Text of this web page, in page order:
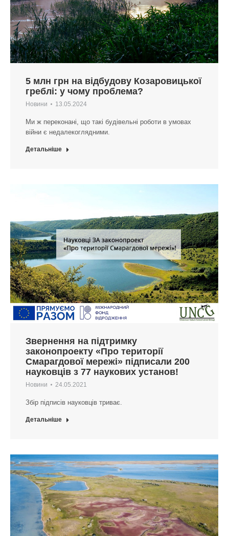
5 млн грн на відбудову Козаровицької
греблі: у чому проблема?
Новини 13.05.2024
Ми ж переконані, що такі будівельні роботи в умовах
війни є недалекоглядними.
Детальніше
Звернення на підтримку
законопроекту «Про території
Смарагдової мережі» підписали 200
науковців з 77 наукових установ!
Новини 24.05.2021
Збір підписів науковців триває.
Детальніше